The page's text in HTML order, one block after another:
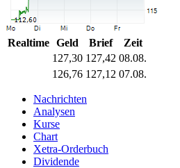
Realtime Geld Brief
Zeit
127,30 127,42 08.08.
126,76 127,12 07.08.
Nachrichten
Analysen
Kurse
Chart
Xetra-Orderbuch
Dividende